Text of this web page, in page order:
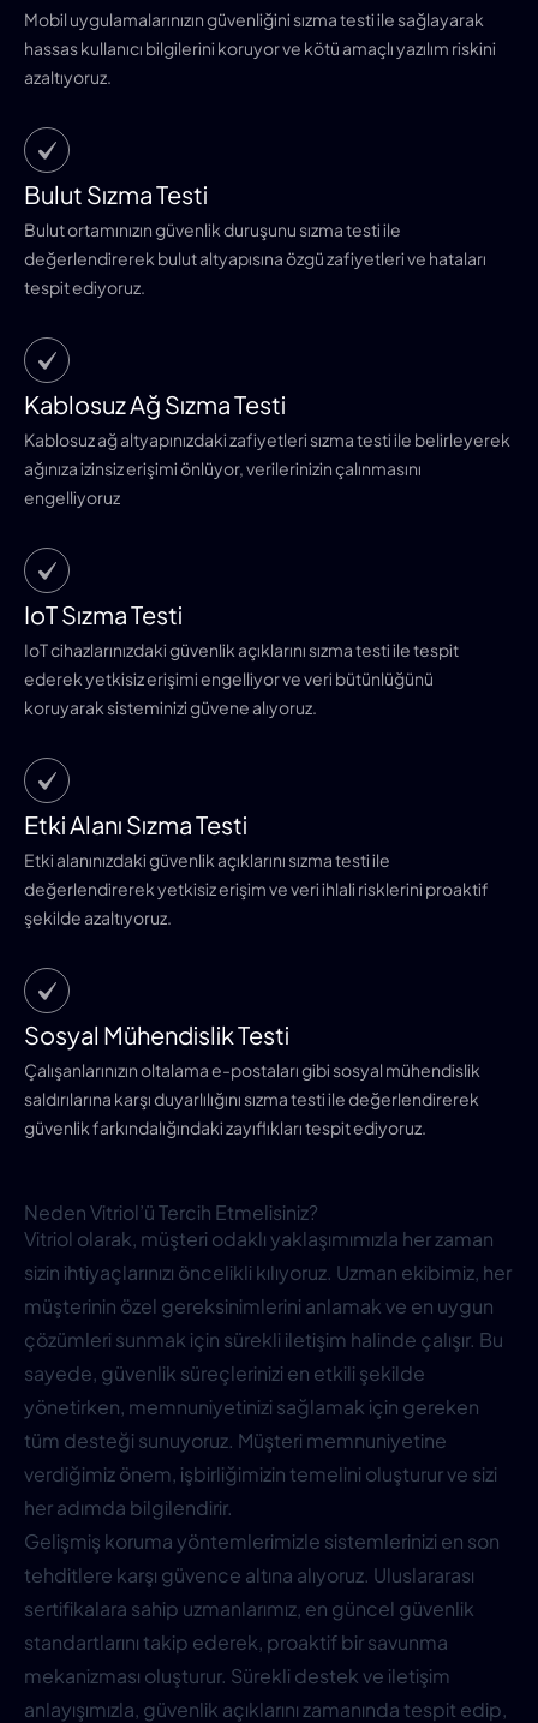
Mobil uygulamalarınızın güvenliğini sızma testi ile sağlayarak
hassas kullanıcı bilgilerini koruyor ve kötü amaçlı yazılım riskini
azaltıyoruz.
Bulut Sızma Testi
Bulut ortamınızın güvenlik duruşunu sızma testi ile
değerlendirerek bulut altyapısına özgü zafiyetleri ve hataları
tespit ediyoruz.
Kablosuz Ağ Sızma Testi
Kablosuz ağ altyapınızdaki zafiyetleri sızma testi ile belirleyerek
ağınıza izinsiz erişimi önlüyor, verilerinizin çalınmasını
engelliyoruz
IoT Sızma Testi
IoT cihazlarınızdaki güvenlik açıklarını sızma testi ile tespit
ederek yetkisiz erişimi engelliyor ve veri bütünlüğünü
koruyarak sisteminizi güvene alıyoruz.
Etki Alanı Sızma Testi
Etki alanınızdaki güvenlik açıklarını sızma testi ile
değerlendirerek yetkisiz erişim ve veri ihlali risklerini proaktif
şekilde azaltıyoruz.
Sosyal Mühendislik Testi
Çalışanlarınızın oltalama e-postaları gibi sosyal mühendislik
saldırılarına karşı duyarlılığını sızma testi ile değerlendirerek
güvenlik farkındalığındaki zayıflıkları tespit ediyoruz.
Neden Vitriol’ü Tercih Etmelisiniz?
Vitriol olarak, müşteri odaklı yaklaşımımızla her zaman
sizin ihtiyaçlarınızı öncelikli kılıyoruz. Uzman ekibimiz, her
müşterinin özel gereksinimlerini anlamak ve en uygun
çözümleri sunmak için sürekli iletişim halinde çalışır. Bu
sayede, güvenlik süreçlerinizi en etkili şekilde
yönetirken, memnuniyetinizi sağlamak için gereken
tüm desteği sunuyoruz. Müşteri memnuniyetine
verdiğimiz önem, işbirliğimizin temelini oluşturur ve sizi
her adımda bilgilendirir.
Gelişmiş koruma yöntemlerimizle sistemlerinizi en son
tehditlere karşı güvence altına alıyoruz. Uluslararası
sertifikalara sahip uzmanlarımız, en güncel güvenlik
standartlarını takip ederek, proaktif bir savunma
mekanizması oluşturur. Sürekli destek ve iletişim
anlayışımızla, güvenlik açıklarını zamanında tespit edip,